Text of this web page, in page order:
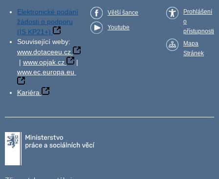
Elektronické podání
žádosti o podporu
(IS KP21+)
Související weby:
www.dotaceeu.cz
| www.opjak.cz
|
www.ec.europa.eu
Kariéra
Větší šance
Youtube
Prohlášení
o
přístupnosti
Mapa
Stránek